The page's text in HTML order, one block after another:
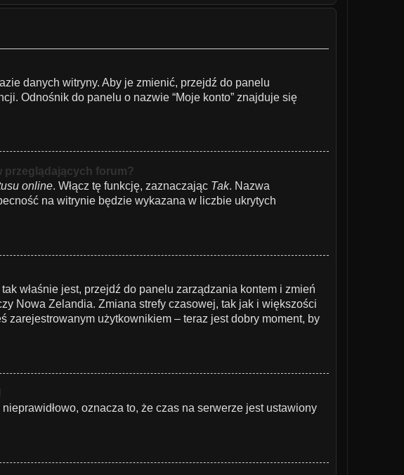
danych witryny. Aby je zmienić, przejdź do panelu
Odnośnik do panelu o nazwie “Moje konto” znajduje się
przeglądających forum?
online. Włącz tę funkcję, zaznaczając Tak. Nazwa
na witrynie będzie wykazana w liczbie ukrytych
właśnie jest, przejdź do panelu zarządzania kontem i zmień
Nowa Zelandia. Zmiana strefy czasowej, tak jak i większości
użytkownikiem – teraz jest dobry moment, by
oznacza to, że czas na serwerze jest ustawiony